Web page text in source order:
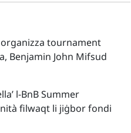
tournament
Benjamin John Mifsud
l-BnB Summer
filwaqt li jiġbor fondi